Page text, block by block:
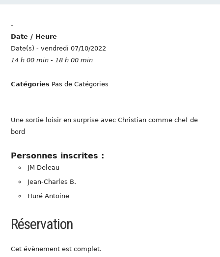
-
Date / Heure
Date(s) - vendredi 07/10/2022
14 h 00 min - 18 h 00 min
Catégories Pas de Catégories
Une sortie loisir en surprise avec Christian comme chef de
bord
Personnes inscrites :
JM Deleau
Jean-Charles B.
Huré Antoine
Réservation
Cet évènement est complet.